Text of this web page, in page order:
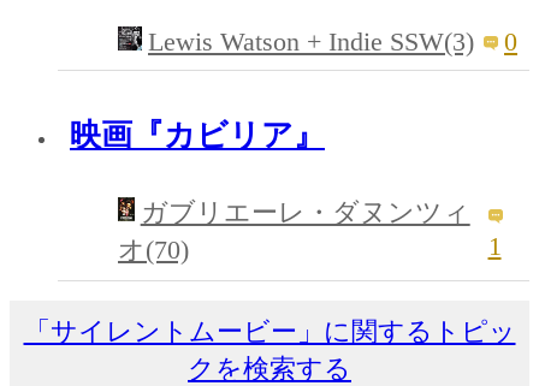
Lewis Watson + Indie SSW(3) 0
映画『カビリア』
ガブリエーレ・ダヌンツィ
オ(70)
1
「サイレントムービー」に関するトピッ
クを検索する